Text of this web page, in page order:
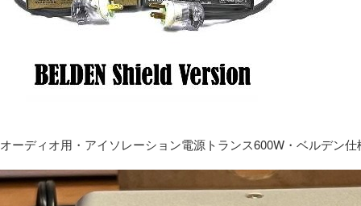
オーディオ用・アイソレーション電源トランス600W・ベルデン仕